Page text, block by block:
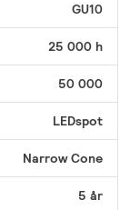
GU10
25 000 h
50 000
LEDspot
Narrow Cone
5 år